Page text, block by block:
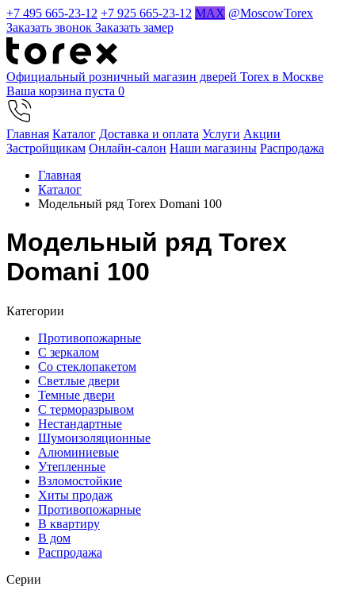
+7 495 665-23-12 +7 925 665-23-12 MAX @MoscowTorex
Заказать звонок Заказать замер
Официальный розничный магазин дверей Torex в Москве
Ваша корзина пуста 0
Главная Каталог Доставка и оплата Услуги Акции
Застройщикам Онлайн-салон Наши магазины Распродажа
Главная
Каталог
Модельный ряд Torex Domani 100
Модельный ряд Torex
Domani 100
Категории
Противопожарные
С зеркалом
Со стеклопакетом
Светлые двери
Темные двери
С терморазрывом
Нестандартные
Шумоизоляционные
Алюминиевые
Утепленные
Взломостойкие
Хиты продаж
Противопожарные
В квартиру
В дом
Распродажа
Серии